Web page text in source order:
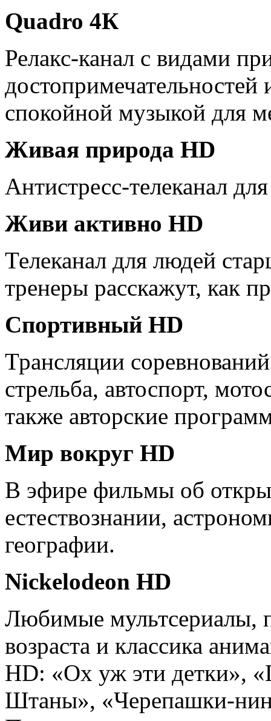
Quadro 4К
Релакс-канал с видами
спокойной музыкой для
Живая природа HD
Антистресс-телеканал
Живи активно HD
Телеканал для людей
тренеры расскажут, как
Спортивный HD
Трансляции
стрельба, автоспорт,
также авторские
Мир вокруг HD
В эфире фильмы об
естествознании,
географии.
Nickelodeon HD
Любимые мультсериалы,
возраста и классика
HD: «Ох уж эти детки»,
Штаны», «Черепашки-